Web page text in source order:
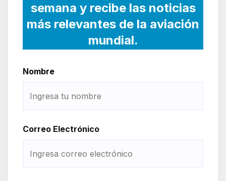
semana y recibe las noticias
más relevantes de la aviación
mundial.
Nombre
Correo Electrónico